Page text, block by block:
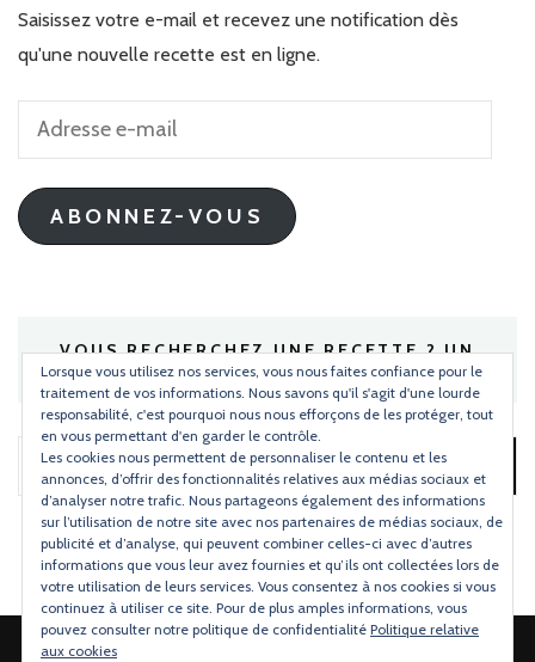
Saisissez votre e-mail et recevez une notification dès
qu'une nouvelle recette est en ligne.
Adresse
mail
ABONNEZ-VOUS
VOUS RECHERCHEZ UNE RECETTE ? UN
INGRÉDIENT ?
Rechercher :
2026 Copyright
Lorsque vous utilisez nos services, vous nous faites confiance pour le
traitement de vos informations. Nous savons qu'il s'agit d'une lourde
responsabilité, c'est pourquoi nous nous efforçons de les protéger, tout
en vous permettant d'en garder le contrôle.
Les cookies nous permettent de personnaliser le contenu et les
annonces, d’offrir des fonctionnalités relatives aux médias sociaux et
d’analyser notre trafic. Nous partageons également des informations
sur l’utilisation de notre site avec nos partenaires de médias sociaux, de
publicité et d’analyse, qui peuvent combiner celles-ci avec d’autres
informations que vous leur avez fournies et qu’ils ont collectées lors de
votre utilisation de leurs services. Vous consentez à nos cookies si vous
continuez à utiliser ce site. Pour de plus amples informations, vous
pouvez consulter notre politique de confidentialité Politique relative
aux cookies